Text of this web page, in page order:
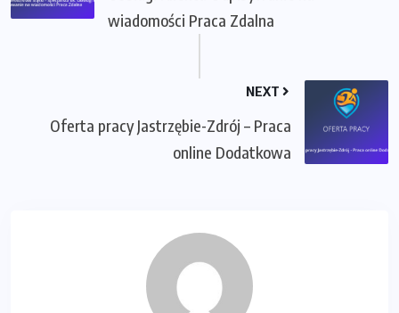
wiadomości Praca Zdalna
NEXT
Oferta pracy Jastrzębie-Zdrój – Praca
online Dodatkowa